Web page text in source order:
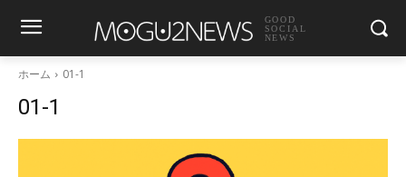
GOOD
SOCIAL
NEWS
ホーム 01-1
01-1